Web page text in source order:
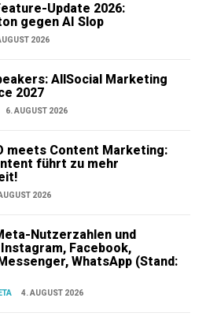
Update 2026:
gegen AI Slop
2026
AllSocial Marketing
2027
6. AUGUST 2026
meets Content Marketing:
führt zu mehr
2026
Nutzerzahlen und
Facebook,
WhatsApp (Stand:
4. AUGUST 2026